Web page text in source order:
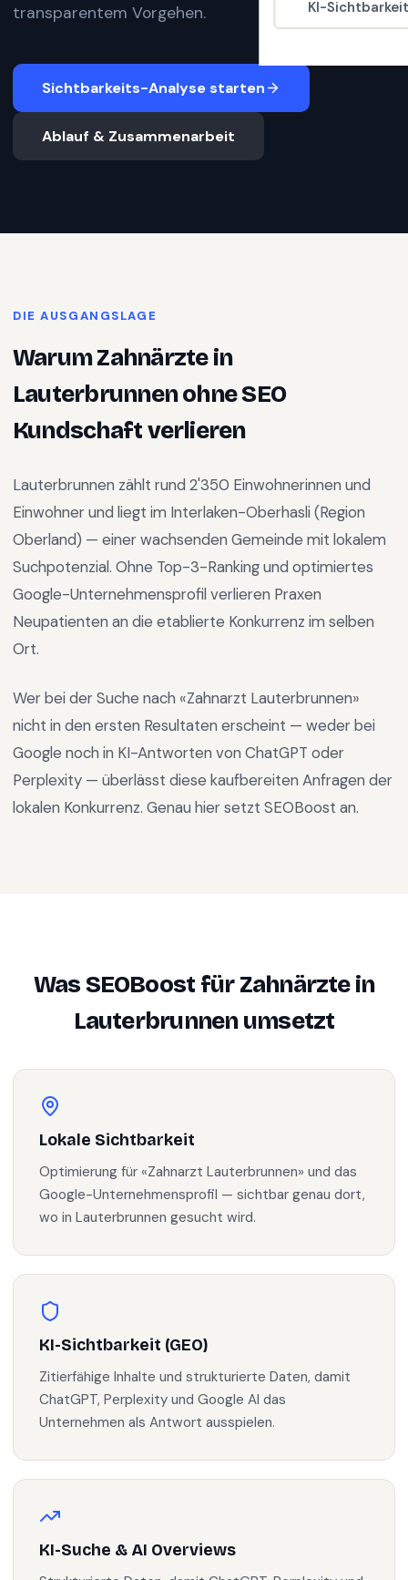
KI-
transparentem Vorgehen.
Sichtbarkeits-Analyse starten
Ablauf & Zusammenarbeit
DIE AUSGANGSLAGE
WarumZahnärztein
Lauterbrunnenohne SEO
Kundschaft verlieren
Lauterbrunnen zählt rund 2'350 Einwohnerinnen und
Einwohner und liegt im Interlaken-Oberhasli (Region
Oberland) — einer wachsenden Gemeinde mit lokalem
Suchpotenzial. Ohne Top-3-Ranking und optimiertes
Google-Unternehmensprofil verlieren Praxen
Neupatienten an die etablierte Konkurrenz im selben
Ort.
Wer bei der Suche nach «Zahnarzt Lauterbrunnen»
nicht in den ersten Resultaten erscheint — weder bei
Google noch in KI-Antworten von ChatGPT oder
Perplexity — überlässt diese kaufbereiten Anfragen der
lokalen Konkurrenz. Genau hier setzt SEOBoost an.
Was SEOBoost fürZahnärztein
Lauterbrunnenumsetzt
Lokale Sichtbarkeit
Optimierung für «Zahnarzt Lauterbrunnen» und das
Google-Unternehmensprofil — sichtbar genau dort,
wo in Lauterbrunnen gesucht wird.
KI-Sichtbarkeit (GEO)
Zitierfähige Inhalte und strukturierte Daten, damit
ChatGPT, Perplexity und Google AI das
Unternehmen als Antwort ausspielen.
KI-Suche & AI Overviews